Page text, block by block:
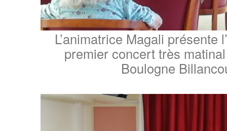
L’animatrice Magali présente
premier concert très
Boulogne